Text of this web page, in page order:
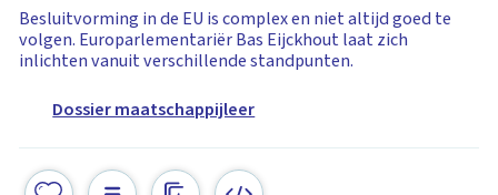
Besluitvorming in de EU is complex en niet altijd goed te
volgen. Europarlementariër Bas Eijckhout laat zich
inlichten vanuit verschillende standpunten.
Dossier maatschappijleer